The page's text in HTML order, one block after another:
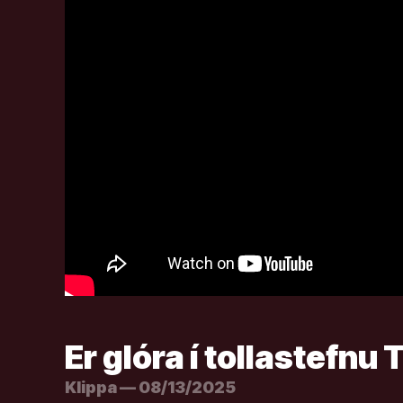
Er glóra í tollastefnu
Klippa — 08/13/2025